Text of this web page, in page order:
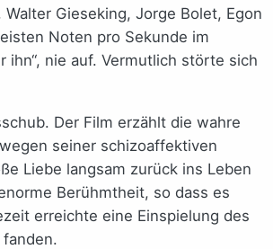
Gieseking, Jorge Bolet, Egon
Noten pro Sekunde im
nie auf. Vermutlich störte sich
Der Film erzählt die wahre
seiner schizoaffektiven
Liebe langsam zurück ins Leben
Berühmtheit, so dass es
erreichte eine Einspielung des